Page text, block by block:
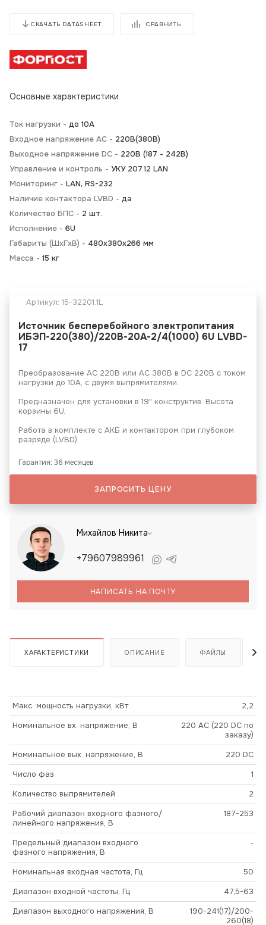
СКАЧАТЬ DATASHEET СРАВНИТЬ
Основные характеристики
Ток нагрузки - до 10А
Входное напряжение AC - 220В(380В)
Выходное напряжение DC - 220В (187 - 242В)
Управление и контроль - УКУ 207.12 LAN
Мониторинг - LAN, RS-232
Наличие контактора LVBD - да
Количество БПС - 2 шт.
Исполнение - 6U
Габариты (ШхГхВ) - 480х380х266 мм
Масса - 15 кг
Артикул: 15-32201.1L
Источник бесперебойного электропитания
ИБЭП-220(380)/220В-20А-2/4(1000) 6U LVBD-
17
Преобразование АС 220В или AC 380В в DC 220В с током
нагрузки до 10А, с двумя выпрямителями.
Предназначен для установки в 19" конструктив. Высота
корзины 6U.
Работа в комплекте с АКБ и контактором при глубоком
разряде (LVBD).
Гарантия: 36 месяцев
ЗАПРОСИТЬ ЦЕНУ
Михайлов Никита
+79607989961
НАПИСАТЬ НА ПОЧТУ
ХАРАКТЕРИСТИКИ ОПИСАНИЕ ФАЙЛЫ
Макс. мощность нагрузки, кВт
2,2
Номинальное вх. напряжение, В
220 AC (220 DC по
заказу)
Номинальное вых. напряжение, В
220 DC
Число фаз
1
Количество выпрямителей
2
Рабочий диапазон входного фазного/
линейного напряжения, В
187-253
Предельный диапазон входного
фазного напряжения, В
-
Номинальная входная частота, Гц
50
Диапазон входной частоты, Гц
47,5-63
Диапазон выходного напряжения, В
190-241(17)/200-
260(18)